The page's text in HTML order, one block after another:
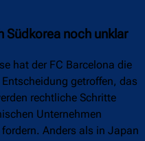
Südkorea noch unklar
hat der FC Barcelona die
getroffen, das
rechtliche Schritte
Unternehmen
Anders als in Japan